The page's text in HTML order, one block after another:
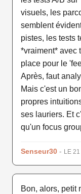
visuels, les
semblent
pistes, les tests
*vraiment* avec
place pour le
Après, faut
Mais c'est un
propres
ses lauriers. Et
qu'un focus
Senseur30 - LE
Bon, alors, petit